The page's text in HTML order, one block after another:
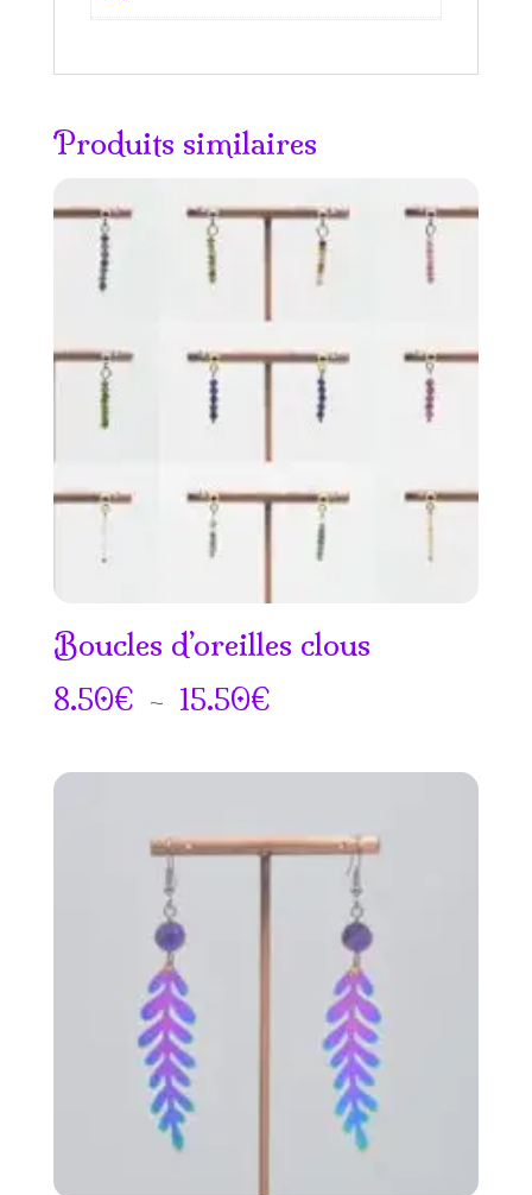
Produits similaires
Boucles d’oreilles clous
8.50€ – 15.50€Plage
8.50€
15.50€